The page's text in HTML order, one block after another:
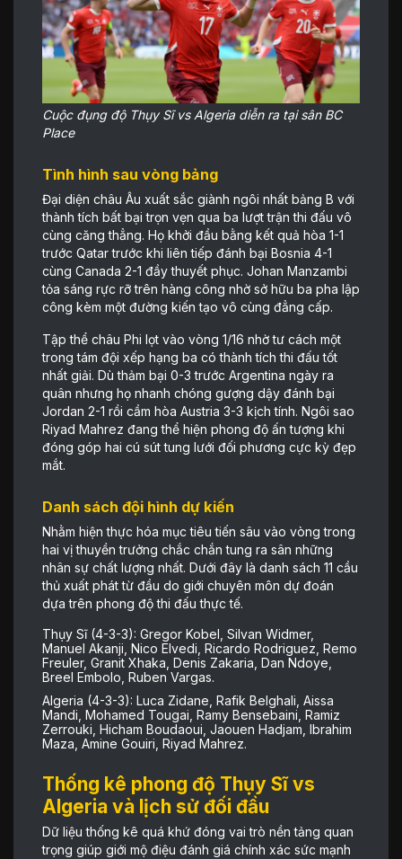
Cuộc đụng độ Thụy Sĩ vs Algeria diễn ra tại sân BC
Place
Tình hình sau vòng bảng
Đại diện châu Âu xuất sắc giành ngôi nhất bảng B với
thành tích bất bại trọn vẹn qua ba lượt trận thi đấu vô
cùng căng thẳng. Họ khởi đầu bằng kết quả hòa 1-1
trước Qatar trước khi liên tiếp đánh bại Bosnia 4-1
cùng Canada 2-1 đầy thuyết phục. Johan Manzambi
tỏa sáng rực rỡ trên hàng công nhờ sở hữu ba pha lập
công kèm một đường kiến tạo vô cùng đẳng cấp.
Tập thể châu Phi lọt vào vòng 1/16 nhờ tư cách một
trong tám đội xếp hạng ba có thành tích thi đấu tốt
nhất giải. Dù thảm bại 0-3 trước Argentina ngày ra
quân nhưng họ nhanh chóng gượng dậy đánh bại
Jordan 2-1 rồi cầm hòa Austria 3-3 kịch tính. Ngôi sao
Riyad Mahrez đang thể hiện phong độ ấn tượng khi
đóng góp hai cú sút tung lưới đối phương cực kỳ đẹp
mắt.
Danh sách đội hình dự kiến
Nhằm hiện thực hóa mục tiêu tiến sâu vào vòng trong
hai vị thuyền trưởng chắc chắn tung ra sân những
nhân sự chất lượng nhất. Dưới đây là danh sách 11 cầu
thủ xuất phát từ đầu do giới chuyên môn dự đoán
dựa trên phong độ thi đấu thực tế.
Thụy Sĩ (4-3-3): Gregor Kobel, Silvan Widmer,
Manuel Akanji, Nico Elvedi, Ricardo Rodriguez, Remo
Freuler, Granit Xhaka, Denis Zakaria, Dan Ndoye,
Breel Embolo, Ruben Vargas.
Algeria (4-3-3): Luca Zidane, Rafik Belghali, Aissa
Mandi, Mohamed Tougai, Ramy Bensebaini, Ramiz
Zerrouki, Hicham Boudaoui, Jaouen Hadjam, Ibrahim
Maza, Amine Gouiri, Riyad Mahrez.
Thống kê phong độ Thụy Sĩ vs
Algeria và lịch sử đối đầu
Dữ liệu thống kê quá khứ đóng vai trò nền tảng quan
trọng giúp giới mộ điệu đánh giá chính xác sức mạnh